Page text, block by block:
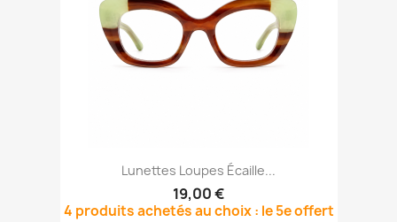
Lunettes Loupes Écaille...
19,00 €
4 produits achetés au choix : le 5e offert